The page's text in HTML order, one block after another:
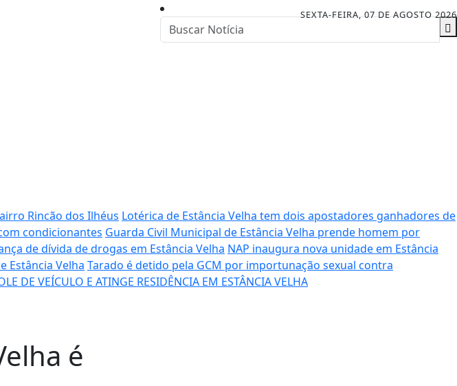
SEXTA-FEIRA, 07 DE AGOSTO 2026
Rincão dos Ilhéus Lotérica de Estância Velha tem dois apostadores ganhadores de
condicionantes Guarda Civil Municipal de Estância Velha prende homem por
de dívida de drogas em Estância Velha NAP inaugura nova unidade em Estância
Estância Velha Tarado é detido pela GCM por importunação sexual contra
DE VEÍCULO E ATINGE RESIDÊNCIA EM ESTÂNCIA VELHA
é